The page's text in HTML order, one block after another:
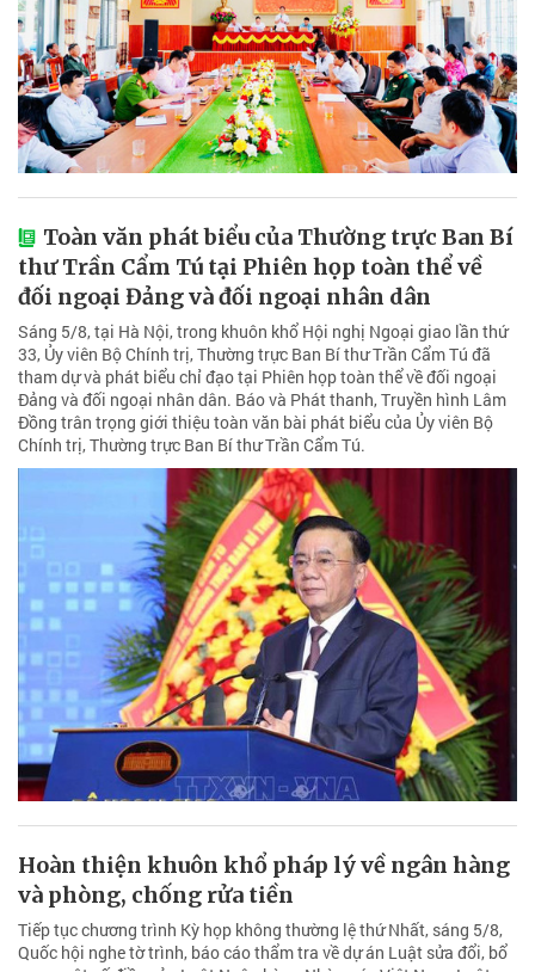
Toàn văn phát biểu của Thường trực Ban Bí
thư Trần Cẩm Tú tại Phiên họp toàn thể về
đối ngoại Đảng và đối ngoại nhân dân
Sáng 5/8, tại Hà Nội, trong khuôn khổ Hội nghị Ngoại giao lần thứ
33, Ủy viên Bộ Chính trị, Thường trực Ban Bí thư Trần Cẩm Tú đã
tham dự và phát biểu chỉ đạo tại Phiên họp toàn thể về đối ngoại
Đảng và đối ngoại nhân dân. Báo và Phát thanh, Truyền hình Lâm
Đồng trân trọng giới thiệu toàn văn bài phát biểu của Ủy viên Bộ
Chính trị, Thường trực Ban Bí thư Trần Cẩm Tú.
Hoàn thiện khuôn khổ pháp lý về ngân hàng
và phòng, chống rửa tiền
Tiếp tục chương trình Kỳ họp không thường lệ thứ Nhất, sáng 5/8,
Quốc hội nghe tờ trình, báo cáo thẩm tra về dự án Luật sửa đổi, bổ